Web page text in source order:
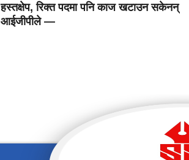
हस्तक्षेप, रिक्त पदमा पनि काज खटाउन सकेनन्
आईजीपीले —